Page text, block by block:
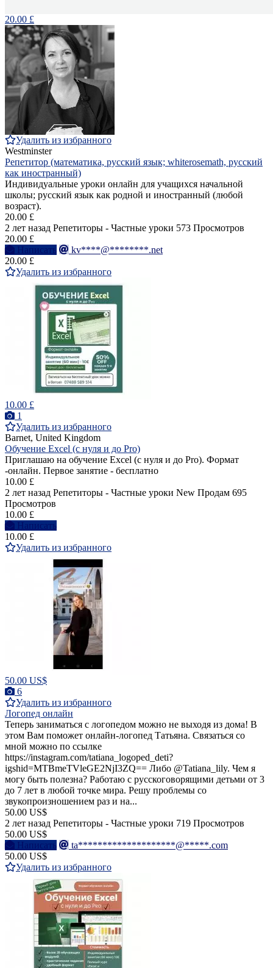
20.00 £
Удалить из избранного
Westminster
Репетитор (математика, русский язык; whiterosemath, русский
как иностранный)
Индивидуальные уроки онлайн для учащихся начальной
школы; русский язык как родной и иностранный (любой
возраст).
20.00 £
2 лет назад Репетиторы - Частные уроки 573 Просмотров
20.00 £
Написать
kv****@********.net
20.00 £
Удалить из избранного
10.00 £
1
Удалить из избранного
Barnet, United Kingdom
Обучение Excel (с нуля и до Pro)
Приглашаю на обучение Excel (с нуля и до Pro). Формат
-онлайн. Первое занятие - бесплатно
10.00 £
2 лет назад Репетиторы - Частные уроки New Продам 695
Просмотров
10.00 £
Написать
10.00 £
Удалить из избранного
50.00 US$
6
Удалить из избранного
Логопед онлайн
Теперь заниматься с логопедом можно не выходя из дома! В
этом Вам поможет онлайн-логопед Татьяна. Связаться со
мной можно по ссылке
https://instagram.com/tatiana_logoped_deti?
igshid=MTBmeTVleGE2NjI3ZQ== Либо @Tatiana_lily. Чем я
могу быть полезна? Работаю с русскоговорящими детьми от 3
до 7 лет в любой точке мира. Решу проблемы со
звукопроизношением раз и на...
50.00 US$
2 лет назад Репетиторы - Частные уроки 719 Просмотров
50.00 US$
Написать
ta********************@*****.com
50.00 US$
Удалить из избранного